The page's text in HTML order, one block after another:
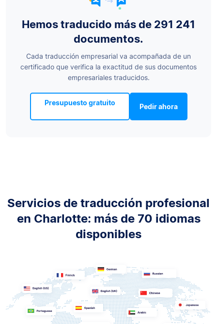
Hemos traducido más de 291 241
documentos.
Cada traducción empresarial va acompañada de un
certificado que verifica la exactitud de sus documentos
empresariales traducidos.
Presupuesto gratuito Pedir ahora
Servicios de traducción profesional
en Charlotte: más de 70 idiomas
disponibles